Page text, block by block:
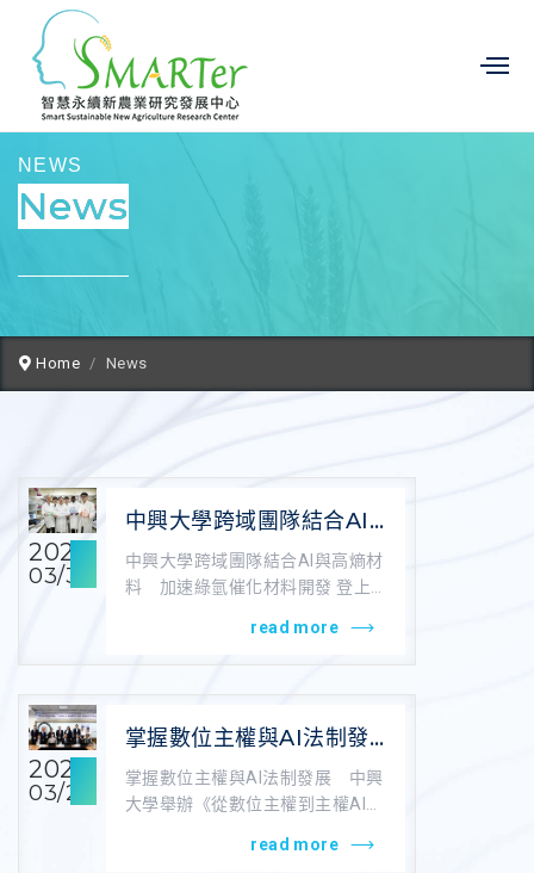
NEWS
News
Home News
2026
03/31
中興大學跨域團隊結合AI
與高熵材料 加速綠氫催
化材料開發 登上《ACS
中興大學跨域團隊結合AI與高熵材
料 加速綠氫催化材料開發 登上
read more
2026
03/24
掌握數位主權與AI法制發
展 中興大學舉辦《從數
位主權到主權AI》國際研
掌握數位主權與AI法制發展 中興
大學舉辦《從數位主權到主權AI》
read more